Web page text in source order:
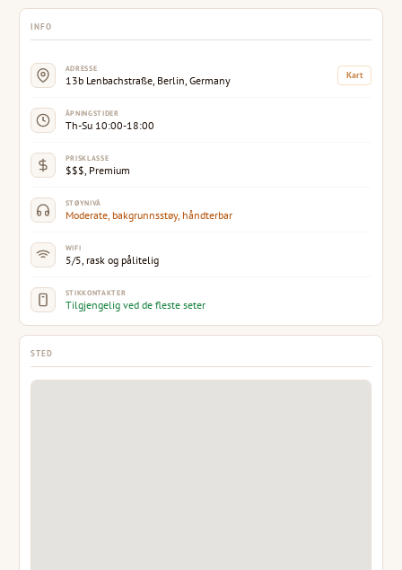
INFO
ADRESSE
13b Lenbachstraße, Berlin, Germany Kart
ÅPNINGSTIDER
Th-Su 10:00-18:00
PRISKLASSE
$$$, Premium
STØYNIVÅ
Moderate, bakgrunnsstøy, håndterbar
WIFI
5/5, rask og pålitelig
STIKKONTAKTER
Tilgjengelig ved de fleste seter
STED